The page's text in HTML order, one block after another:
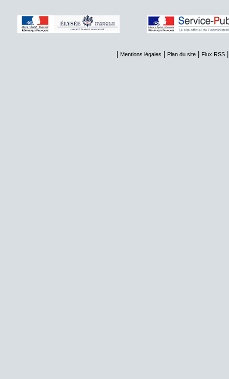
Mentions légales Plan du site Flux RSS